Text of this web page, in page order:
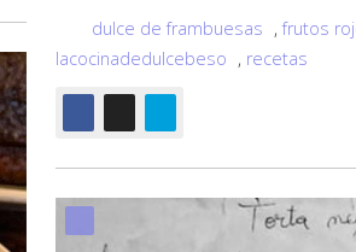
dulce de frambuesas , frutos
lacocinadedulcebeso , recetas